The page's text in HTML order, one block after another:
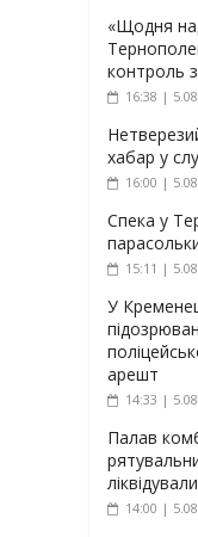
«Щодня
контроль
16:38 |
хабар у
16:00 |
Спека у
15:11 |
У
арешт
14:33 |
Палав
14:00 |